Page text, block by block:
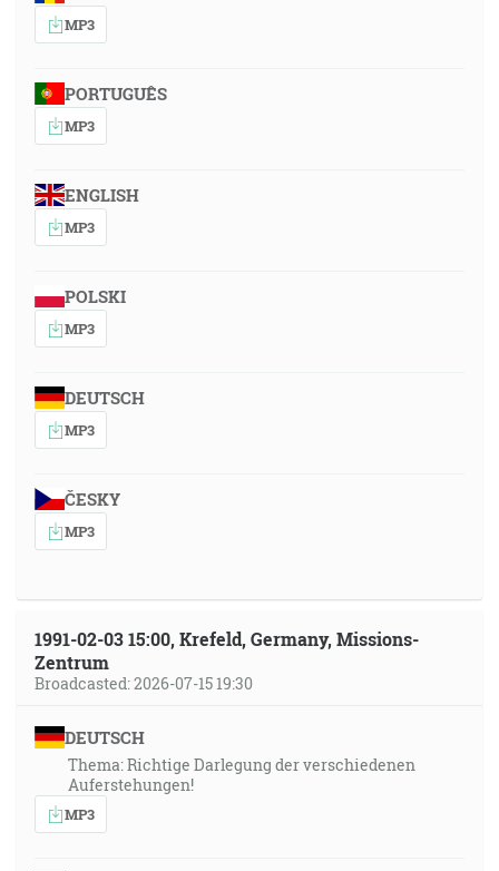
MP3
PORTUGUÊS
MP3
ENGLISH
MP3
POLSKI
MP3
DEUTSCH
MP3
ČESKY
MP3
1991-02-03 15:00, Krefeld, Germany, Missions-
Zentrum
Broadcasted: 2026-07-15 19:30
DEUTSCH
Thema: Richtige Darlegung der verschiedenen
Auferstehungen!
MP3